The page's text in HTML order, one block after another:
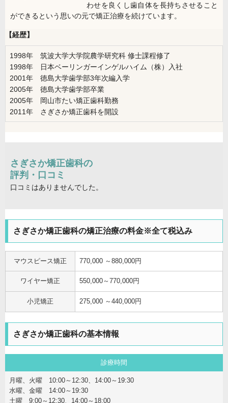
わせを良くし歯自体を長持ちさせること
ができるという思いの元で矯正治療を続けています。
【経歴】
1998年 筑波大学大学院農学研究科 修士課程修了
1998年 日本ベーリンガーインゲルハイム（株）入社
2001年 徳島大学歯学部3年次編入学
2005年 徳島大学歯学部卒業
2005年 岡山市たい矯正歯科勤務
2011年 さぎさか矯正歯科を開設
さぎさか矯正歯科の
評判・口コミ
口コミはありませんでした。
さぎさか矯正歯科の矯正治療の料金※全て税込み
マウスピース矯正 770,000 ～880,000円
ワイヤー矯正 550,000～770,000円
小児矯正 275,000 ～440,000円
さぎさか矯正歯科の基本情報
診療時間
月曜、火曜 10:00～12:30、14:00～19:30
水曜、金曜 14:00～19:30
土曜 9:00～12:30、14:00～18:00